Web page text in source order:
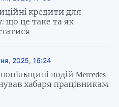
кредити для
що це таке та як
2025, 16:24
водій Mercedes
хабаря працівникам